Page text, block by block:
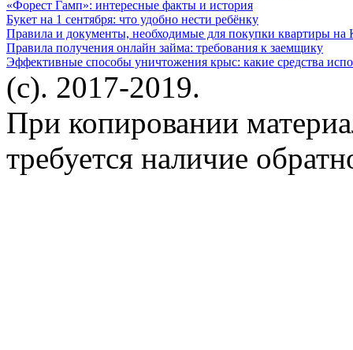
«Форест Гамп»: интересные факты и история
Букет на 1 сентября: что удобно нести ребёнку
Правила и документы, необходимые для покупки квартиры на
Правила получения онлайн займа: требования к заемщику
Эффективные способы уничтожения крыс: какие средства
(c). 2017-2019.
При копировании
требуется наличие